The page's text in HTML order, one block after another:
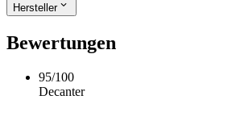
Hersteller
Bewertungen
95/100
Decanter